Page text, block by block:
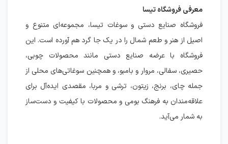
معرفی فروشگاه تیسا
فروشگاه صنایع دستی و سوغات تیسا، مجموعه‌ای متنوع و
اصیل از هنر و طعم شمال را در یک جا گرد هم آورده است. این
فروشگاه با عرضه صنایع دستی مانند محصولات چوبی،
حصیری، سفالی، مروار و بامبو، و همچنین سوغاتی‌های محلی از
جمله چای، برنج، زیتون، ترشی و مربا، مقصدی ایده‌آل برای
علاقه‌مندان به فرهنگ بومی و محصولات با کیفیت و دست‌ساز
به شمار می‌آید.